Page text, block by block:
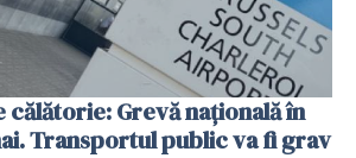
Grevă națională în
Transportul public va fi grav